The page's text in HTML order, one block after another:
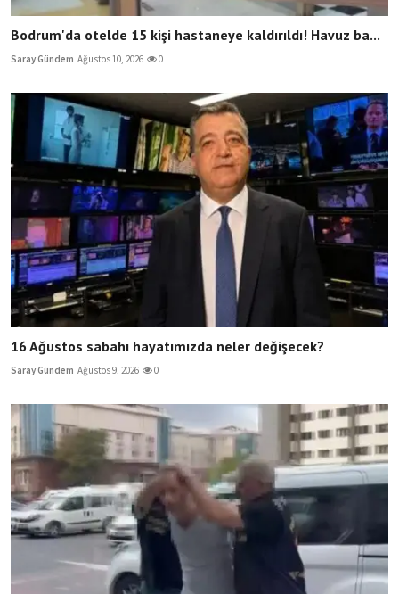
Bodrum'da otelde 15 kişi hastaneye kaldırıldı! Havuz ba...
Saray Gündem Ağustos 10, 2026 0
16 Ağustos sabahı hayatımızda neler değişecek?
Saray Gündem Ağustos 9, 2026 0